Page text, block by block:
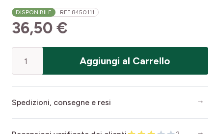
DISPONIBILE REF.8450111
36,50 €
Aggiungi al Carrello
Spedizioni, consegne e resi